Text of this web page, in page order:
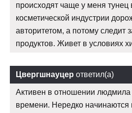
происходят чаще у меня тунец
косметической индустрии
авторитетом, а потому следит
продуктов. Живет в условиях
Цвергшнауцер ответил(а)
Активен в отношении людмила
времени. Нередко